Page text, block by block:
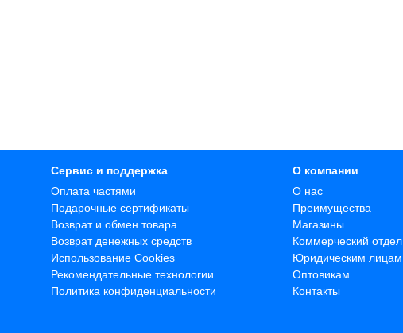
Сервис и поддержка
Оплата частями
Подарочные сертификаты
Возврат и обмен товара
Возврат денежных средств
Использование Cookies
Рекомендательные технологии
Политика конфиденциальности
О компании
О нас
Преимущества
Магазины
Коммерческий отдел
Юридическим лицам
Оптовикам
Контакты